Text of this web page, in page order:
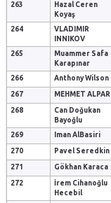
263
Hazal Ceren
Koyaş
264
VLADIMIR
INNIKOV
265
Muammer Safa
Karapınar
266 Anthony Wilson
267 MEHMET ALPAR
268
Can Doğukan
Bayoğlu
269 Iman AlBasiri
270 Pavel Seredkin
271 Gökhan Karaca
272
İrem Cihanoğlu
Hecebil